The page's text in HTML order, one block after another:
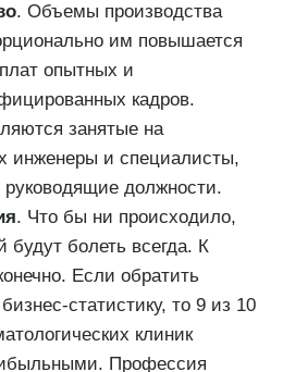
. Объемы производства
им повышается
опытных и
кадров.
занятые на
инженеры и специалисты,
должности.
. Что бы ни происходило,
болеть всегда. К
Если обратить
статистику, то 9 из 10
клиник
Профессия